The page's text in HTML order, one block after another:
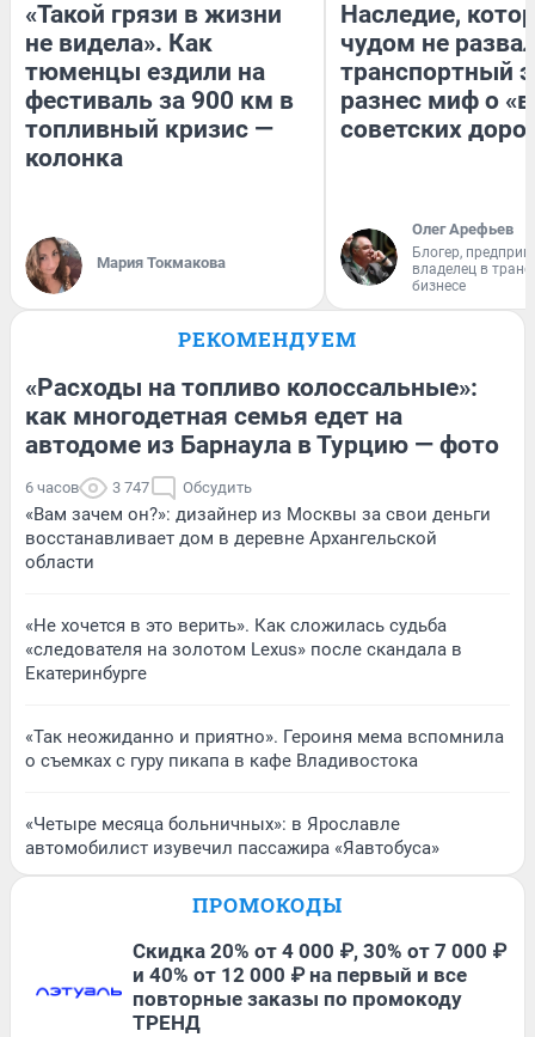
«Такой грязи в жизни
не видела». Как
тюменцы ездили на
фестиваль за 900 км в
топливный кризис —
колонка
Мария Токмакова
Наследие,
чудом не
транспортный
разнес миф о
советских
Олег Арефьев
Блогер,
владелец в
бизнесе
РЕКОМЕНДУЕМ
«Расходы на топливо колоссальные»:
как многодетная семья едет на
автодоме из Барнаула в Турцию — фото
6 часов 3 747 Обсудить
«Вам зачем он?»: дизайнер из Москвы за свои деньги
восстанавливает дом в деревне Архангельской
области
«Не хочется в это верить». Как сложилась судьба
«следователя на золотом Lexus» после скандала в
Екатеринбурге
«Так неожиданно и приятно». Героиня мема вспомнила
о съемках с гуру пикапа в кафе Владивостока
«Четыре месяца больничных»: в Ярославле
автомобилист изувечил пассажира «Яавтобуса»
ПРОМОКОДЫ
Скидка 20% от 4 000 ₽, 30% от 7 000 ₽
и 40% от 12 000 ₽ на первый и все
повторные заказы по промокоду
ТРЕНД